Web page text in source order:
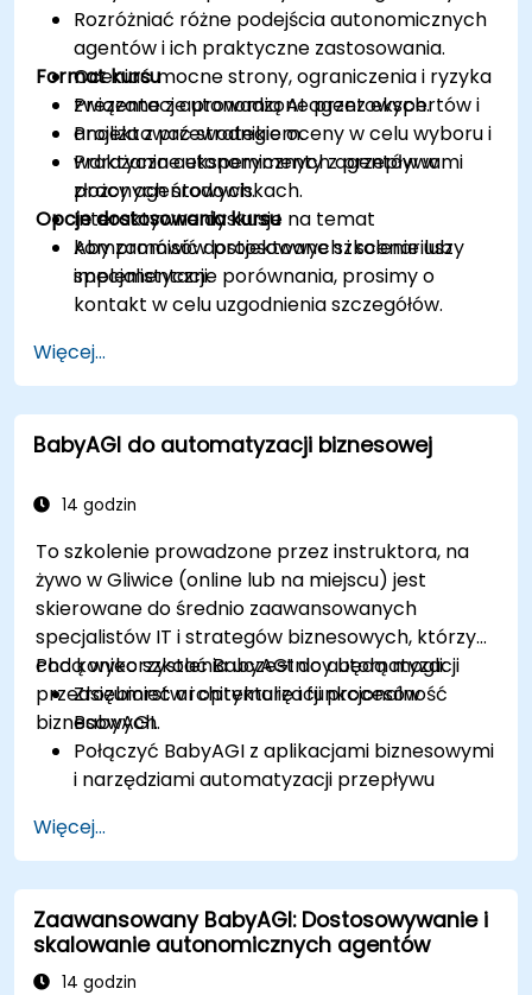
Rozróżniać różne podejścia autonomicznych
agentów i ich praktyczne zastosowania.
Oceniać mocne strony, ograniczenia i ryzyka
związane z autonomią AI agentowych.
Projektować strategie oceny w celu wyboru i
wdrażania autonomicznych agentów w
złożonych środowiskach.
Format kursu
Prezentacje prowadzone przez ekspertów i
analiza z przewodnikiem.
Praktyczne eksperymenty z przepływami
pracy agentowych.
Interaktywne dyskusje na temat
kompromisów projektowych i scenariuszy
implementacji.
Opcje dostosowania kursu
Aby zamówić dostosowane szkolenie lub
specjalistyczne porównania, prosimy o
kontakt w celu uzgodnienia szczegółów.
Więcej...
BabyAGI do automatyzacji biznesowej
14 godzin
To szkolenie prowadzone przez instruktora, na
żywo w Gliwice (online lub na miejscu) jest
skierowane do średnio zaawansowanych
specjalistów IT i strategów biznesowych, którzy
chcą wykorzystać BabyAGI do automatyzacji
przedsiębiorstw i optymalizacji procesów
biznesowych.
Pod koniec szkolenia uczestnicy będą mogli:
Zrozumieć architekturę i funkcjonalność
BabyAGI.
Połączyć BabyAGI z aplikacjami biznesowymi
i narzędziami automatyzacji przepływu
Zintegrować BabyAGI z CRM, ERP i
narzędziami do zwiększania produktywności.
Automatyzować powtarzalne zadania
biznesowe za pomocą agentów
napędzanych AI.
Optymalizować przepływy pracy napędzane
Więcej...
Zaawansowany BabyAGI: Dostosowywanie i
skalowanie autonomicznych agentów
14 godzin